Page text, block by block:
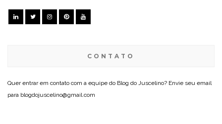
CONTATO
Quer entrar em contato com a equipe do Blog do Juscelino? Envie seu email
para blogdojuscelino@gmail.com